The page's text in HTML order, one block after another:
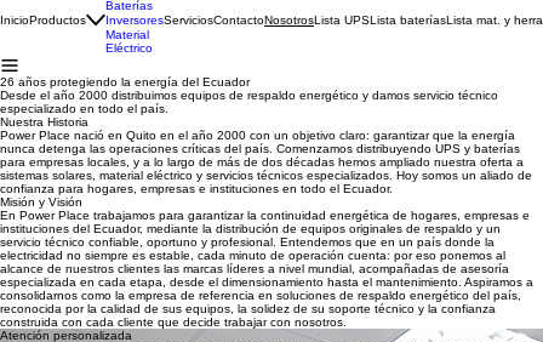
InicioProductos
UPS/SAI
Baterías
Inversores
Eléctrico
Servicios
26 años protegiendo la energía del Ecuador
Desde el año 2000 distribuimos equipos de respaldo energético y damos servicio técnico
especializado en todo el país.
Nuestra Historia
Power Place nació en Quito en el año 2000 con un objetivo claro: garantizar que la energía
nunca detenga las operaciones críticas del país. Comenzamos distribuyendo UPS y baterías
para empresas locales, y a lo largo de más de dos décadas hemos ampliado nuestra oferta a
sistemas solares, material eléctrico y servicios técnicos especializados. Hoy somos un aliado de
confianza para hogares, empresas e instituciones en todo el Ecuador.
Misión y Visión
En Power Place trabajamos para garantizar la continuidad energética de hogares, empresas e
instituciones del Ecuador, mediante la distribución de equipos originales de respaldo y un
servicio técnico confiable, oportuno y profesional. Entendemos que en un país donde la